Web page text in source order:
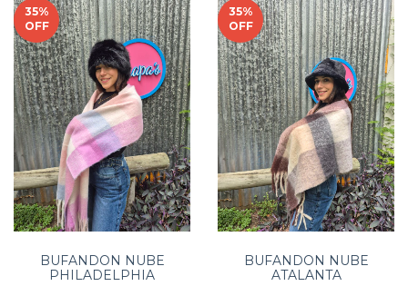
35%
OFF
BUFANDON NUBE
PHILADELPHIA
35%
OFF
BUFANDON NUBE
ATALANTA